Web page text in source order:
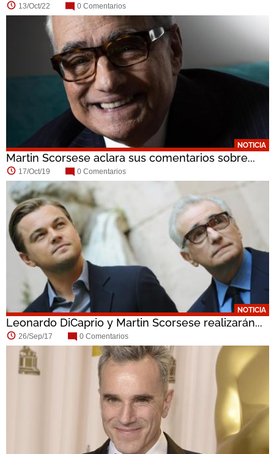
13/Oct/22 0 Comentarios
NOTICIA
Martin Scorsese aclara sus comentarios sobre...
17/Oct/19 0 Comentarios
NOTICIA
Leonardo DiCaprio y Martin Scorsese realizarán...
26/Sep/17 0 Comentarios